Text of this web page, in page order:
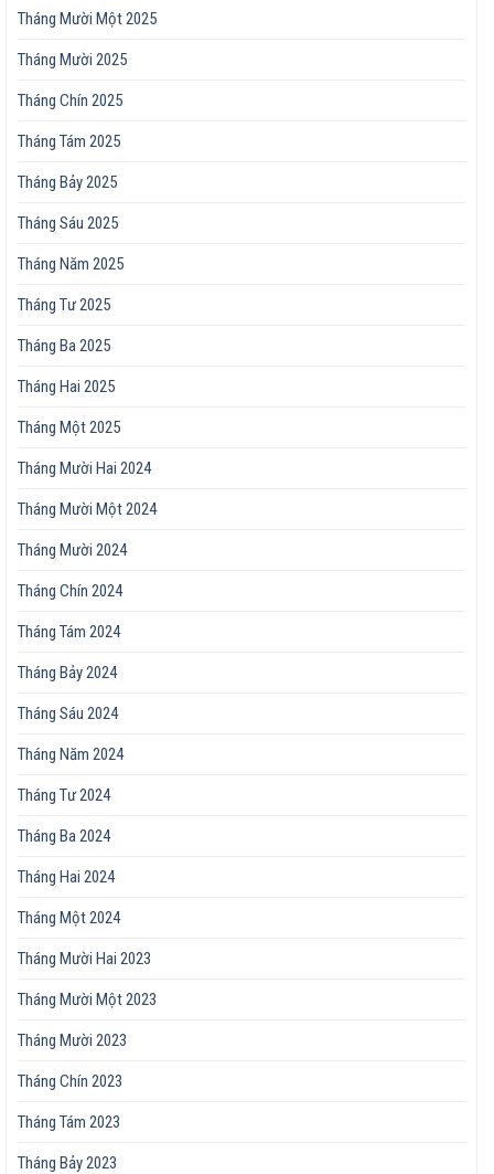
Tháng Mười Một 2025
Tháng Mười 2025
Tháng Chín 2025
Tháng Tám 2025
Tháng Bảy 2025
Tháng Sáu 2025
Tháng Năm 2025
Tháng Tư 2025
Tháng Ba 2025
Tháng Hai 2025
Tháng Một 2025
Tháng Mười Hai 2024
Tháng Mười Một 2024
Tháng Mười 2024
Tháng Chín 2024
Tháng Tám 2024
Tháng Bảy 2024
Tháng Sáu 2024
Tháng Năm 2024
Tháng Tư 2024
Tháng Ba 2024
Tháng Hai 2024
Tháng Một 2024
Tháng Mười Hai 2023
Tháng Mười Một 2023
Tháng Mười 2023
Tháng Chín 2023
Tháng Tám 2023
Tháng Bảy 2023